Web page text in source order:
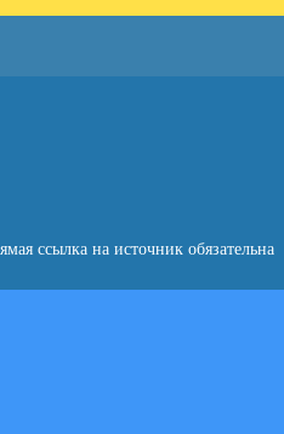
ссылка на источник обязательна